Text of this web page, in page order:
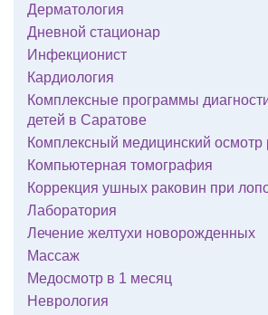
Дерматология
Дневной стационар
Инфекционист
Кардиология
Комплексные программы
детей в Саратове
Комплексный медицинский осмотр
Компьютерная томография
Коррекция ушных раковин при
Лаборатория
Лечение желтухи новорожденных
Массаж
Медосмотр в 1 месяц
Неврология